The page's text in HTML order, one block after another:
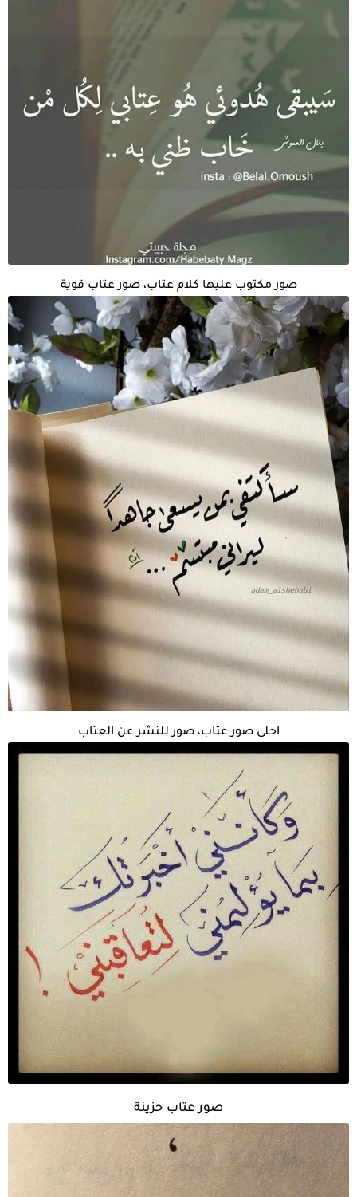
صور مكتوب عليها كلام عتاب، صور عتاب قوية
احلى صور عتاب، صور للنشر عن العتاب
صور عتاب حزينة